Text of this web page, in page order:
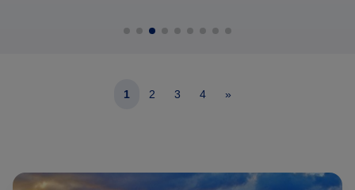
In Zuid-Brazilie zijn ook prachtige stranden te vinden, die
uiteraard. In de overige maanden is het er iets te koud voor
1 2 3 4 »